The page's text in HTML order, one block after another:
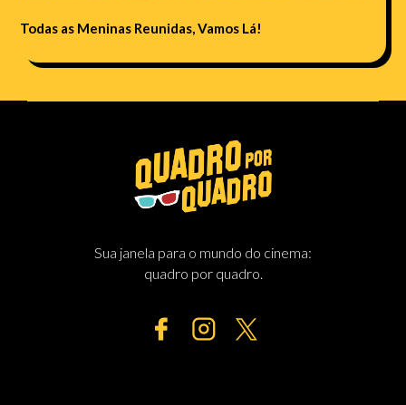
Todas as Meninas Reunidas, Vamos Lá!
Sua janela para o mundo do cinema:
quadro por quadro.